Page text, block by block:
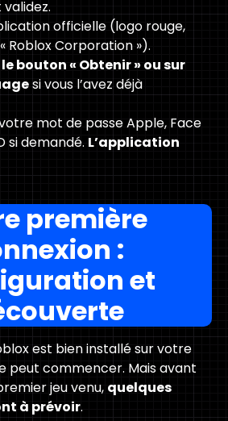
officielle (logo rouge,
Roblox Corporation »).
bouton « Obtenir » ou sur
si vous l’avez déjà
mot de passe Apple, Face
si demandé. L’application
première
:
et
est bien installé sur votre
peut commencer. Mais avant
jeu venu, quelques
à prévoir.